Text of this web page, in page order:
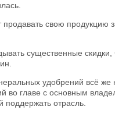
свою продукцию
существенные скидки,
удобрений всё же
во главе с основным
отрасль.